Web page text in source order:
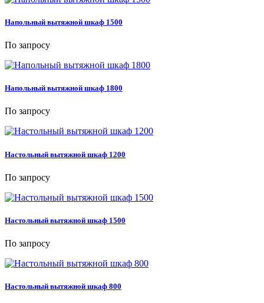
Напольный вытяжной шкаф 1500
По запросу
Напольный вытяжной шкаф 1800
По запросу
Настольный вытяжной шкаф 1200
По запросу
Настольный вытяжной шкаф 1500
По запросу
Настольный вытяжной шкаф 800